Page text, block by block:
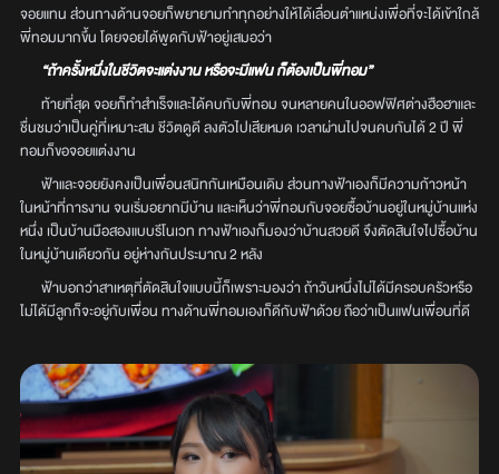
จอยแทน ส่วนทางด้านจอยก็พยายามทำทุกอย่างให้ได้เลื่อนตำแหน่งเพื่อที่จะได้เข้าใกล้
พี่ทอมมากขึ้น โดยจอยได้พูดกับฟ้าอยู่เสมอว่า
“ถ้าครั้งหนึ่งในชีวิตจะแต่งงาน หรือจะมีแฟน ก็ต้องเป็นพี่ทอม”
ท้ายที่สุด จอยก็ทำสำเร็จและได้คบกับพี่ทอม จนหลายคนในออฟฟิศต่างฮือฮาและ
ชื่นชมว่าเป็นคู่ที่เหมาะสม ชีวิตดูดี ลงตัวไปเสียหมด เวลาผ่านไปจนคบกันได้ 2 ปี พี่
ทอมก็ขอจอยแต่งงาน
ฟ้าและจอยยังคงเป็นเพื่อนสนิทกันเหมือนเดิม ส่วนทางฟ้าเองก็มีความก้าวหน้า
ในหน้าที่การงาน จนเริ่มอยากมีบ้าน และเห็นว่าพี่ทอมกับจอยซื้อบ้านอยู่ในหมู่บ้านแห่ง
หนึ่ง เป็นบ้านมือสองแบบรีโนเวท ทางฟ้าเองก็มองว่าบ้านสวยดี จึงตัดสินใจไปซื้อบ้าน
ในหมู่บ้านเดียวกัน อยู่ห่างกันประมาณ 2 หลัง
ฟ้าบอกว่าสาเหตุที่ตัดสินใจแบบนี้ก็เพราะมองว่า ถ้าวันหนึ่งไม่ได้มีครอบครัวหรือ
ไม่ได้มีลูกก็จะอยู่กับเพื่อน ทางด้านพี่ทอมเองก็ดีกับฟ้าด้วย ถือว่าเป็นแฟนเพื่อนที่ดี